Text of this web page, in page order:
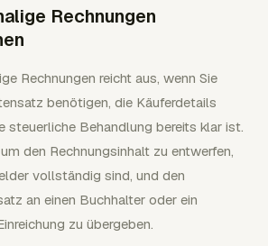
Rechnungen
Rechnungen reicht aus, wenn Sie
benötigen, die Käuferdetails
steuerliche Behandlung bereits klar ist.
den Rechnungsinhalt zu entwerfen,
vollständig sind, und den
an einen Buchhalter oder ein
zu übergeben.